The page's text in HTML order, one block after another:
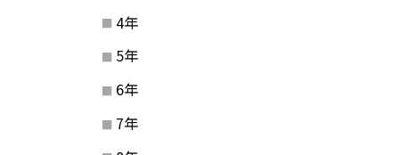
4年
5年
6年
7年